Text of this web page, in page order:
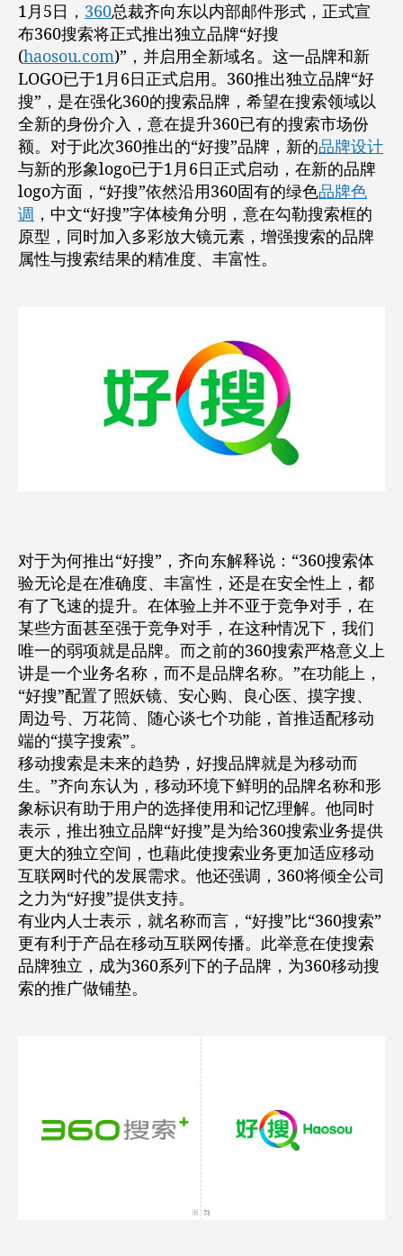
1月5日， 360总裁齐向东以内部邮件形式，正式宣
布360搜索将正式推出独立品牌“好搜
(haosou.com)”，并启用全新域名。这一品牌和新
LOGO已于1月6日正式启用。360推出独立品牌“好
搜”，是在强化360的搜索品牌，希望在搜索领域以
全新的身份介入，意在提升360已有的搜索市场份
额。对于此次360推出的“好搜”品牌，新的品牌设计
与新的形象logo已于1月6日正式启动，在新的品牌
logo方面，“好搜”依然沿用360固有的绿色品牌色
调 ，中文“好搜”字体棱角分明，意在勾勒搜索框的
原型，同时加入多彩放大镜元素，增强搜索的品牌
属性与搜索结果的精准度、丰富性。
对于为何推出“好搜”，齐向东解释说：“360搜索体
验无论是在准确度、丰富性，还是在安全性上，都
有了飞速的提升。在体验上并不亚于竞争对手，在
某些方面甚至强于竞争对手，在这种情况下，我们
唯一的弱项就是品牌。而之前的360搜索严格意义上
讲是一个业务名称，而不是品牌名称。”在功能上，
“好搜”配置了照妖镜、安心购、良心医、摸字搜、
周边号、万花筒、随心谈七个功能，首推适配移动
端的“摸字搜索”。
移动搜索是未来的趋势，好搜品牌就是为移动而
生。”齐向东认为，移动环境下鲜明的品牌名称和形
象标识有助于用户的选择使用和记忆理解。他同时
表示，推出独立品牌“好搜”是为给360搜索业务提供
更大的独立空间，也藉此使搜索业务更加适应移动
互联网时代的发展需求。他还强调，360将倾全公司
之力为“好搜”提供支持。
有业内人士表示，就名称而言，“好搜”比“360搜索”
更有利于产品在移动互联网传播。此举意在使搜索
品牌独立，成为360系列下的子品牌，为360移动搜
索的推广做铺垫。